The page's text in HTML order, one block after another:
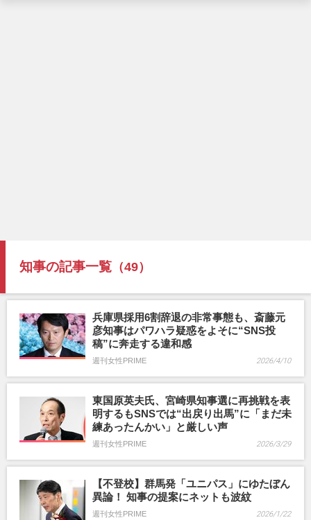
知事の記事一覧 （49）
兵庫県採用6割辞退の非常事態も、斎藤元
彦知事はパワハラ疑惑をよそに“SNS投
稿”に奔走する違和感
週刊女性PRIME 2026/4/10
東国原英夫氏、宮崎県知事選に再挑戦を表
明するもSNSでは“出戻り出馬”に「まだ未
練あったんかい」と厳しい声
週刊女性PRIME 2026/3/29
【不登校】群馬発「ユニパス」にゆたぼん
異論！ 知事の提案にネットも波紋
週刊女性PRIME 2026/1/22